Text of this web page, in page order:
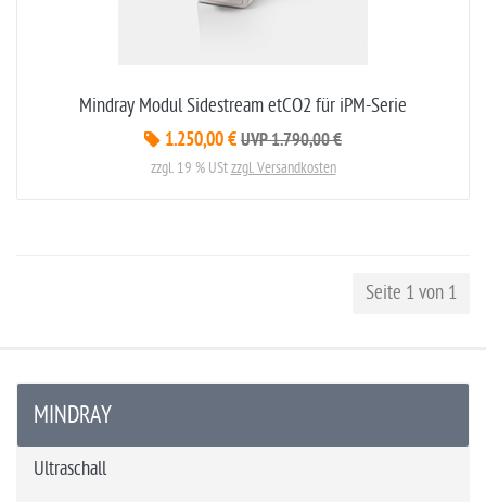
Mindray Modul Sidestream etCO2 für iPM-Serie
1.250,00 € UVP 1.790,00 €
zzgl. 19 % UStzzgl. Versandkosten
Seite 1 von 1
MINDRAY
Ultraschall